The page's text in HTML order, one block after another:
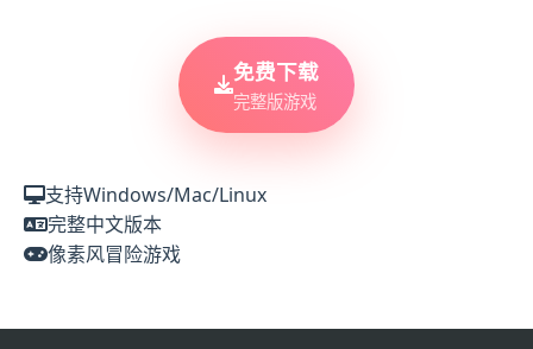
免费下载
完整版游戏
支持Windows/Mac/Linux
完整中文版本
像素风冒险游戏